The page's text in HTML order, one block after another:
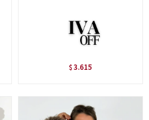
$ 3.615